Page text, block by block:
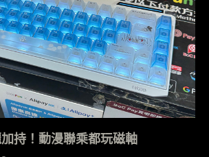
加持！動漫聯乘都玩磁軸